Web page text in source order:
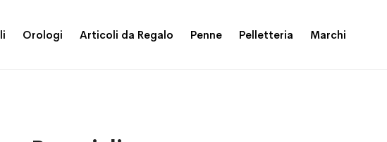
Orologi Articoli da Regalo Penne Pelletteria Marchi